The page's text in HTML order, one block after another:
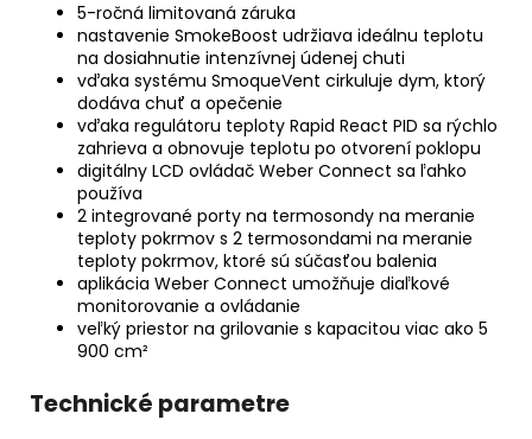
5-ročná limitovaná záruka
nastavenie SmokeBoost udržiava ideálnu teplotu
na dosiahnutie intenzívnej údenej chuti
vďaka systému SmoqueVent cirkuluje dym, ktorý
dodáva chuť a opečenie
vďaka regulátoru teploty Rapid React PID sa rýchlo
zahrieva a obnovuje teplotu po otvorení poklopu
digitálny LCD ovládač Weber Connect sa ľahko
používa
2 integrované porty na termosondy na meranie
teploty pokrmov s 2 termosondami na meranie
teploty pokrmov, ktoré sú súčasťou balenia
aplikácia Weber Connect umožňuje diaľkové
monitorovanie a ovládanie
veľký priestor na grilovanie s kapacitou viac ako 5
900 cm²
Technické parametre